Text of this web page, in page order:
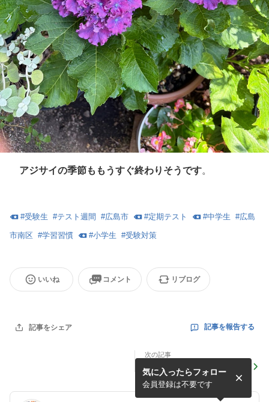
アジサイの季節ももうすぐ終わりそうです。
#受験生 #テスト週間 #広島市 #定期テスト #中学生 #広島
市南区 #学習習慣 #小学生 #受験対策
いいね コメント リブログ
記事をシェア 記事を報告する
次の記事
定期テストの結果です。
気に入ったらフォロー
会員登録は不要です